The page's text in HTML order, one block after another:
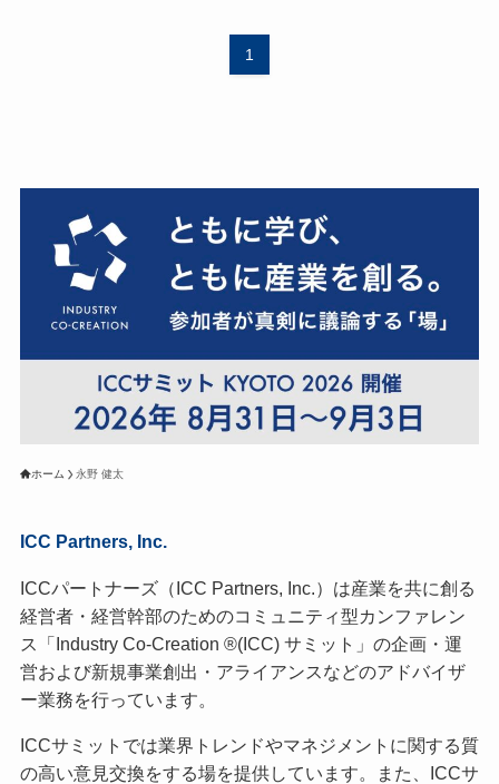
1
ホーム 永野 健太
ICC Partners, Inc.
ICCパートナーズ（ICC Partners, Inc.）は産業を共に創る
経営者・経営幹部のためのコミュニティ型カンファレン
ス「Industry Co-Creation ®(ICC) サミット」の企画・運
営および新規事業創出・アライアンスなどのアドバイザ
ー業務を行っています。
ICCサミットでは業界トレンドやマネジメントに関する質
の高い意見交換をする場を提供しています。また、ICCサ